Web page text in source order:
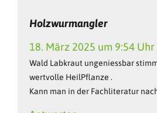
Holzwurmangler
18. März 2025 um 9:54 Uhr
Wald Labkraut ungeniessbar
wertvolle HeilPflanze .
Kann man in der Fachliteratur